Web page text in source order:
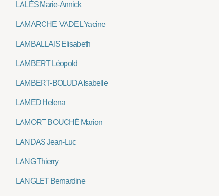
LALÈS Marie-Annick
LAMARCHE-VADEL Yacine
LAMBALLAIS Elisabeth
LAMBERT Léopold
LAMBERT-BOLUDA Isabelle
LAMED Helena
LAMORT-BOUCHÉ Marion
LANDAS Jean-Luc
LANG Thierry
LANGLET Bernardine